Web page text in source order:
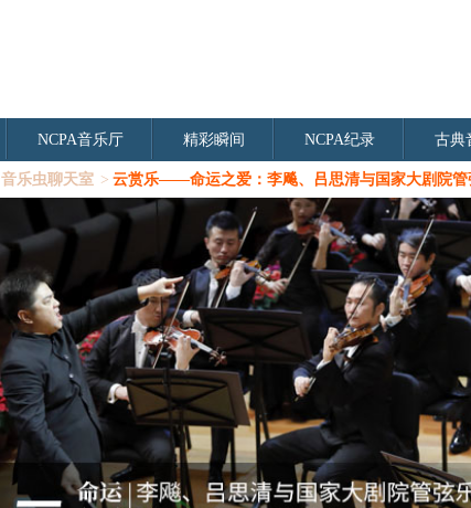
NCPA音乐厅 精彩瞬间 NCPA纪录 古典
音乐虫聊天室 > 云赏乐——命运之爱：李飚、吕思清与国家大剧院管